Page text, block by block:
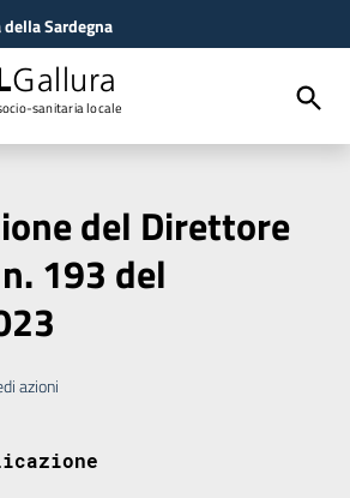
Sardegna
Gallura
sanitaria locale
del Direttore
193 del
azioni